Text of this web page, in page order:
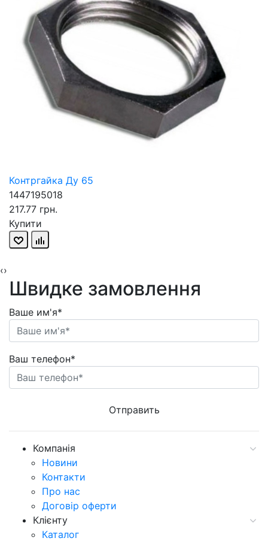
Контргайка Ду 65
1447195018
217.77 грн.
Купити
‹›
Швидке замовлення
Ваше им'я*
Ваш телефон*
Компанія
Новини
Контакти
Про нас
Договір оферти
Клієнту
Каталог